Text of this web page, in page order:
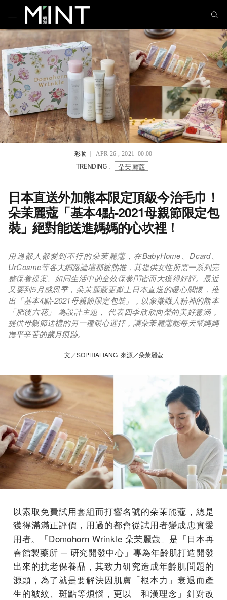
彩妝｜ APR 26 , 2021 00:00
TRENDING : 朵茉麗蔻
日本直送外加熊本限定頂級今治毛巾！
朵茉麗蔻「基本4點-2021母親節限定包
裝」絕對能送進媽媽的心坎裡！
用過都人都愛到不行的朵茉麗蔻，在BabyHome、Dcard、
UrCosme等各大網路論壇都被熱推，其提供女性所需一系列完
整保養提案、如同生活中的全效保養閨密而大獲得好評。最近
又要到5月感恩季，朵茉麗蔻更獻上日本直送的暖心關懷，推
出「基本4點-2021母親節限定包裝」，以象徵職人精神的熊本
「肥後六花」 為設計主題， 代表四季欣欣向榮的美好意涵，
提供母親節送禮的另一種暖心選擇，讓朵茉麗蔻能每天幫媽媽
撫平辛苦的歲月痕跡。
文／SOPHIALIANG 來源／朵茉麗蔻
以索取免費試用套組而打響名號的朵茉麗蔻，總是
獲得滿滿正評價，用過的都會從試用者變成忠實愛
用者。「Domohorn Wrinkle 朵茉麗蔻」是「日本再
春館製藥所 ─ 研究開發中心」專為年齡肌打造開發
出來的抗老保養品，其致力研究造成年齡肌問題的
源頭，為了就是要解決因肌膚「根本力」衰退而產
生的皺紋、斑點等煩惱，更以「和漢理念」針對改